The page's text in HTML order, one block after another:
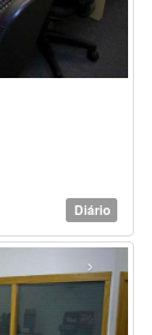
Diário
›